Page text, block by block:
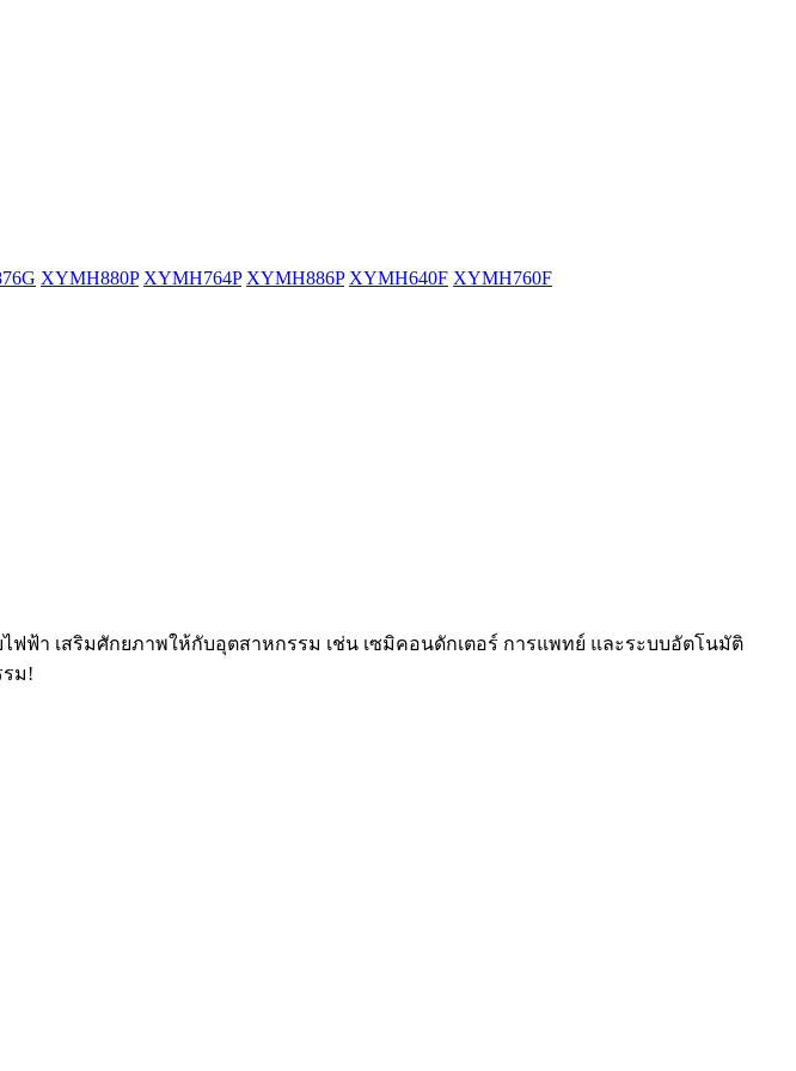
XYMH880P XYMH764P XYMH886P XYMH640F XYMH760F
ฟ้า เสริมศักยภาพให้กับอุตสาหกรรม เช่น เซมิคอนดักเตอร์ การแพทย์ และระบบอัตโนมัติ
ม!